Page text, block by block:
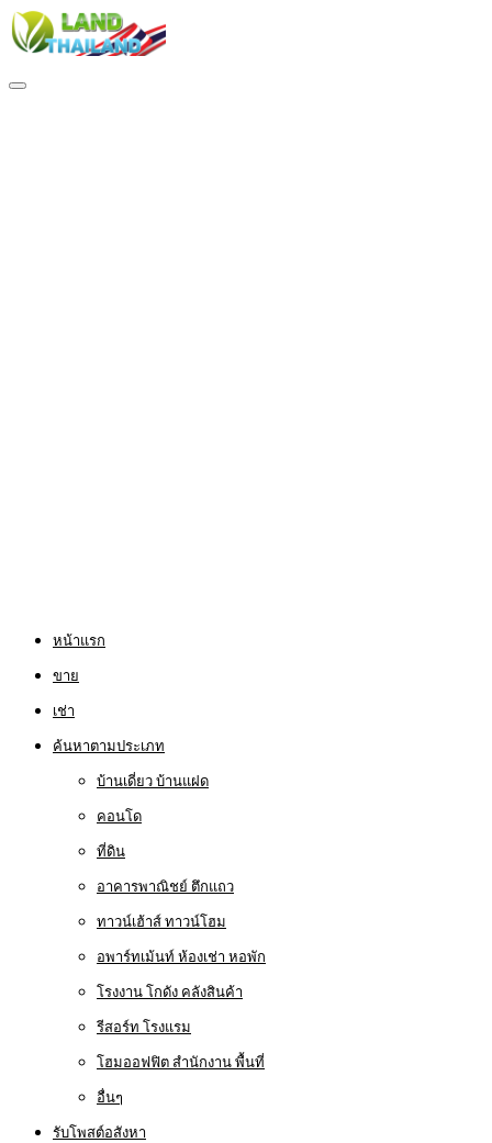
หน้าแรก
ขาย
เช่า
ค้นหาตามประเภท
บ้านเดี่ยว บ้านแฝด
คอนโด
ที่ดิน
อาคารพาณิชย์ ตึกแถว
ทาวน์เฮ้าส์ ทาวน์โฮม
อพาร์ทเม้นท์ ห้องเช่า หอพัก
โรงงาน โกดัง คลังสินค้า
รีสอร์ท โรงแรม
โฮมออฟฟิต สำนักงาน พื้นที่
อื่นๆ
รับโพสต์อสังหา